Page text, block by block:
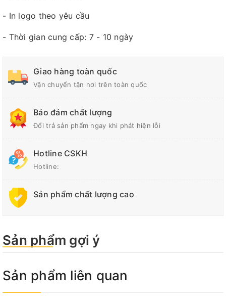
- In logo theo yêu cầu
- Thời gian cung cấp: 7 - 10 ngày
Giao hàng toàn quốc
Vận chuyển tận nơi trên toàn quốc
Bảo đảm chất lượng
Đổi trả sản phẩm ngay khi phát hiện lỗi
Hotline CSKH
Hotline:
Sản phẩm chất lượng cao
Sản phẩm gợi ý
Sản phẩm liên quan